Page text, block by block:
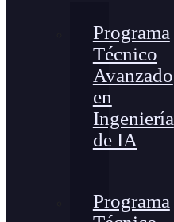
Programa
Técnico
Avanzado
en
Ingeniería
de IA
Programa